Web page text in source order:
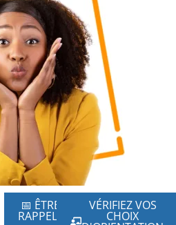
📅 ÊTRE
RAPPELÉ
VÉRIFIEZ VOS
CHOIX